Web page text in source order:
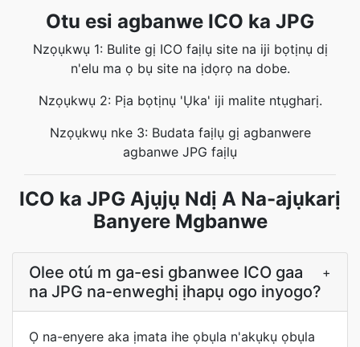
Otu esi agbanwe ICO ka JPG
Nzọụkwụ 1: Bulite gị ICO faịlụ site na iji bọtịnụ dị
n'elu ma ọ bụ site na ịdọrọ na dobe.
Nzọụkwụ 2: Pịa bọtịnụ 'Ụka' iji malite ntụgharị.
Nzọụkwụ nke 3: Budata faịlụ gị agbanwere
agbanwe JPG faịlụ
ICO ka JPG Ajụjụ Ndị A Na-ajụkarị
Banyere Mgbanwe
Olee otú m ga-esi gbanwee ICO gaa
na JPG na-enweghị ịhapụ ogo inyogo?
+
Ọ na-enyere aka ịmata ihe ọbụla n'akụkụ ọbụla